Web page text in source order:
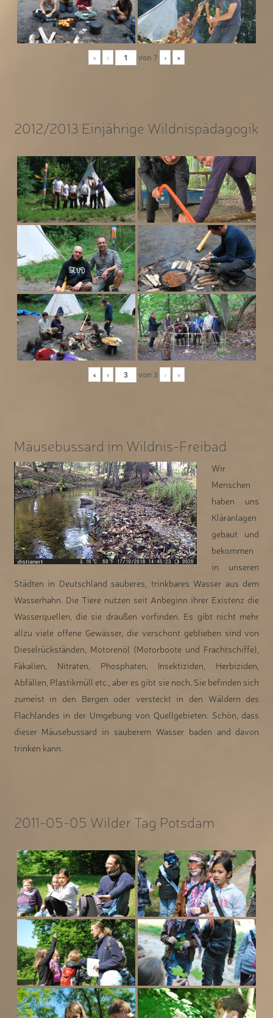
« ‹ von 7 › »
2012/2013 Einjährige Wildnispädagogik
« ‹ von 3 › »
Mäusebussard im Wildnis-Freibad
Wir
Menschen
haben uns
Kläranlagen
gebaut und
bekommen
in unseren
Städten in Deutschland sauberes, trinkbares Wasser aus dem
Wasserhahn. Die Tiere nutzen seit Anbeginn ihrer Existenz die
Wasserquellen, die sie draußen vorfinden. Es gibt nicht mehr
allzu viele offene Gewässer, die verschont geblieben sind von
Dieselrückständen, Motorenöl (Motorboote und Frachtschiffe),
Fäkalien, Nitraten, Phosphaten, Insektiziden, Herbiziden,
Abfällen, Plastikmüll etc., aber es gibt sie noch. Sie befinden sich
zumeist in den Bergen oder versteckt in den Wäldern des
Flachlandes in der Umgebung von Quellgebieten. Schön, dass
dieser Mäusebussard in sauberem Wasser baden and davon
trinken kann.
2011-05-05 Wilder Tag Potsdam